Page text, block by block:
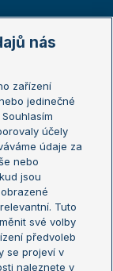
nás
zařízení
jedinečné
účely
údaje za
nebo
jsou
Tuto
své volby
předvoleb
se projeví v
naleznete v